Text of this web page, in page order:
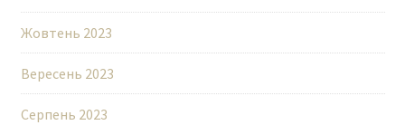
Жовтень 2023
Вересень 2023
Серпень 2023